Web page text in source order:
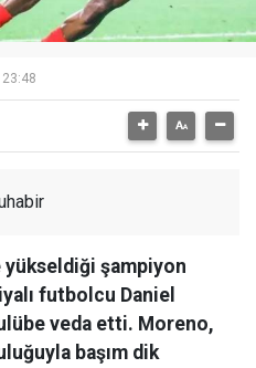
yükseldiği şampiyon
futbolcu Daniel
veda etti. Moreno,
başım dik